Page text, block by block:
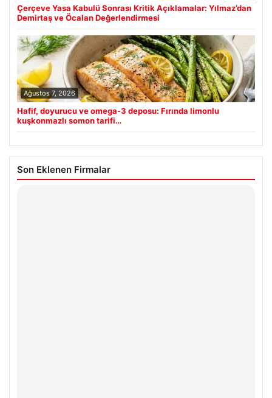
Çerçeve Yasa Kabulü Sonrası Kritik Açıklamalar: Yılmaz’dan
Demirtaş ve Öcalan Değerlendirmesi
Ağustos 7, 2026
Hafif, doyurucu ve omega-3 deposu: Fırında limonlu
kuşkonmazlı somon tarifi…
Son Eklenen Firmalar